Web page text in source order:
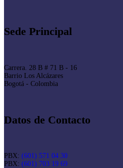
Sede Principal
Carrera. 28 B # 71 B - 16
Barrio Los Alcázares
Bogotá - Colombia
Datos de Contacto
PBX: (601) 571 04 30
PBX: (601) 703 19 69